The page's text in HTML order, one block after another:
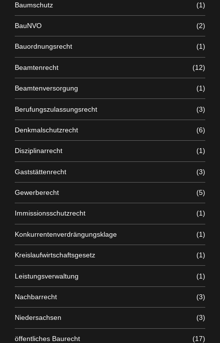
Baumschutz (1)
BauNVO (2)
Bauordnungsrecht (1)
Beamtenrecht (12)
Beamtenversorgung (1)
Berufungszulassungsrecht (3)
Denkmalschutzrecht (6)
Disziplinarrecht (1)
Gaststättenrecht (3)
Gewerberecht (5)
Immissionsschutzrecht (1)
Konkurrentenverdrängungsklage (1)
Kreislaufwirtschaftsgesetz (1)
Leistungsverwaltung (1)
Nachbarrecht (3)
Niedersachsen (3)
öffentliches Baurecht (17)